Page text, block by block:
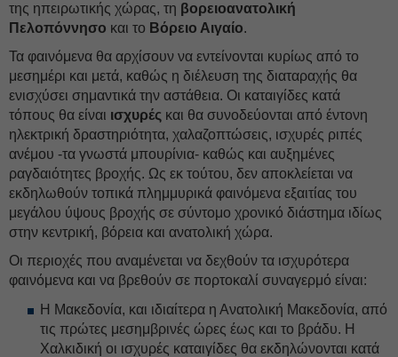
της ηπειρωτικής χώρας, τη βορειοανατολική
Πελοπόννησο και το Βόρειο Αιγαίο.
Τα φαινόμενα θα αρχίσουν να εντείνονται κυρίως από το
μεσημέρι και μετά, καθώς η διέλευση της διαταραχής θα
ενισχύσει σημαντικά την αστάθεια. Οι καταιγίδες κατά
τόπους θα είναι ισχυρές και θα συνοδεύονται από έντονη
ηλεκτρική δραστηριότητα, χαλαζοπτώσεις, ισχυρές ριπές
ανέμου -τα γνωστά μπουρίνια- καθώς και αυξημένες
ραγδαιότητες βροχής. Ως εκ τούτου, δεν αποκλείεται να
εκδηλωθούν τοπικά πλημμυρικά φαινόμενα εξαιτίας του
μεγάλου ύψους βροχής σε σύντομο χρονικό διάστημα ιδίως
στην κεντρική, βόρεια και ανατολική χώρα.
Οι περιοχές που αναμένεται να δεχθούν τα ισχυρότερα
φαινόμενα και να βρεθούν σε πορτοκαλί συναγερμό είναι:
Η Μακεδονία, και ιδιαίτερα η Ανατολική Μακεδονία, από
τις πρώτες μεσημβρινές ώρες έως και το βράδυ. Η
Χαλκιδική οι ισχυρές καταιγίδες θα εκδηλώνονται κατά